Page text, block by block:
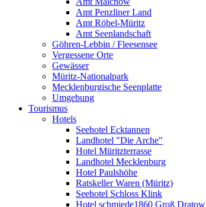
Amt Penzliner Land
Amt Röbel-Müritz
Amt Seenlandschaft
Göhren-Lebbin / Fleesensee
Vergessene Orte
Gewässer
Müritz-Nationalpark
Mecklenburgische Seenplatte
Umgebung
Tourismus
Hotels
Seehotel Ecktannen
Landhotel "Die Arche"
Hotel Müritzterrasse
Landhotel Mecklenburg
Hotel Paulshöhe
Ratskeller Waren (Müritz)
Seehotel Schloss Klink
Hotel schmiede1860 Groß Dratow